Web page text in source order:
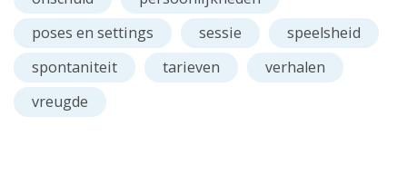
poses en settings
sessie
speelsheid
spontaniteit
tarieven
verhalen
vreugde